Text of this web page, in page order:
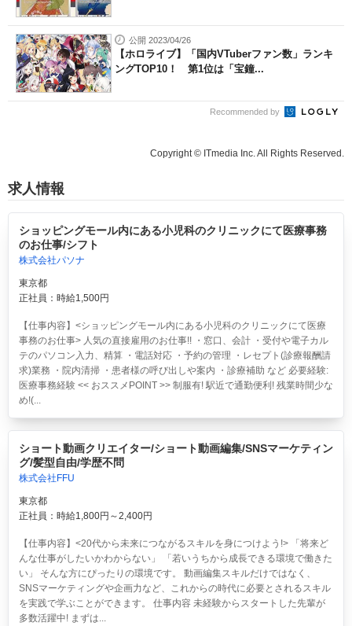
公開 2023/04/26
【ホロライブ】「国内VTuberファン数」ランキ
ングTOP10！ 第1位は「宝鐘...
Recommended by
Copyright © ITmedia Inc. All Rights Reserved.
求人情報
ショッピングモール内にある小児科のクリニックにて医療事務
のお仕事/シフト
株式会社パソナ
東京都
正社員：時給1,500円
【仕事内容】<ショッピングモール内にある小児科のクリニックにて医療
事務のお仕事> 人気の直接雇用のお仕事!! ・窓口、会計 ・受付や電子カル
テのパソコン入力、精算 ・電話対応 ・予約の管理 ・レセプト(診療報酬請
求)業務 ・院内清掃 ・患者様の呼び出しや案内 ・診療補助 など 必要経験:
医療事務経験 << おススメPOINT >> 制服有! 駅近で通勤便利! 残業時間少な
め!(...
ショート動画クリエイター/ショート動画編集/SNSマーケティン
グ/髪型自由/学歴不問
株式会社FFU
東京都
正社員：時給1,800円～2,400円
【仕事内容】<20代から未来につながるスキルを身につけよう!> 「将来ど
んな仕事がしたいかわからない」 「若いうちから成長できる環境で働きた
い」 そんな方にぴったりの環境です。 動画編集スキルだけではなく、
SNSマーケティングや企画力など、これからの時代に必要とされるスキル
を実践で学ぶことができます。 仕事内容 未経験からスタートした先輩が
多数活躍中! まずは...